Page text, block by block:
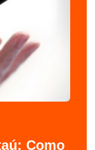
Como